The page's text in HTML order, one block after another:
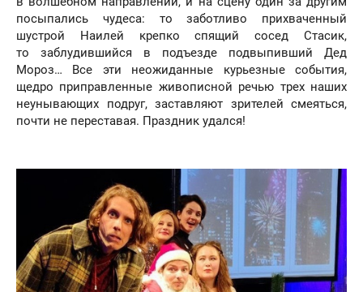
посыпались чудеса: то заботливо прихваченный
шустрой Наилей крепко спящий сосед Стасик,
то заблудившийся в подъезде подвыпивший Дед
Мороз… Все эти неожиданные курьезные события,
щедро приправленные живописной речью трех наших
неунывающих подруг, заставляют зрителей смеяться,
почти не переставая. Праздник удался!